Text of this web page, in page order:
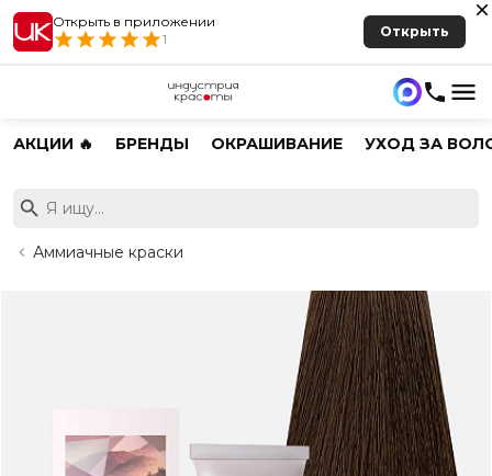
Открыть в приложении
1
Открыть
АКЦИИ 🔥 БРЕНДЫ ОКРАШИВАНИЕ УХОД ЗА
Аммиачные краски